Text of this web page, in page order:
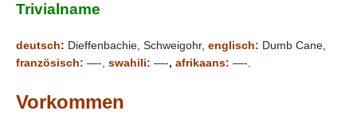
Trivialname
deutsch: Dieffenbachie, Schweigohr, englisch: Dumb Cane,
französisch: —-, swahili: —-, afrikaans: —-.
Vorkommen